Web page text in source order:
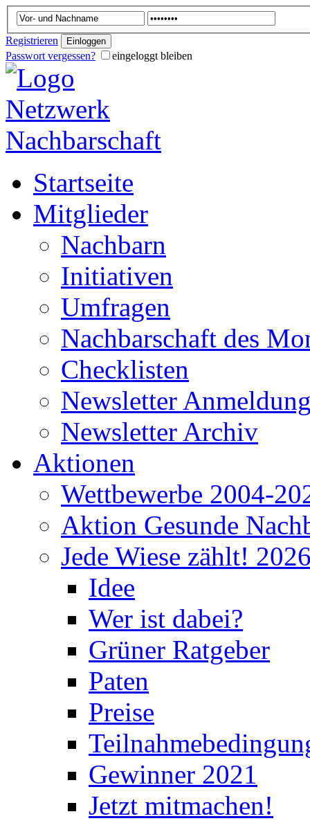
Registrieren
Passwort vergessen?
eingeloggt bleiben
Startseite
Mitglieder
Nachbarn
Initiativen
Umfragen
Nachbarschaft des
Checklisten
Newsletter
Newsletter Archiv
Aktionen
Wettbewerbe 2004-
Aktion Gesunde
Jede Wiese zählt!
Idee
Wer ist dabei?
Grüner Ratgeber
Paten
Preise
Gewinner 2021
Jetzt mitmachen!